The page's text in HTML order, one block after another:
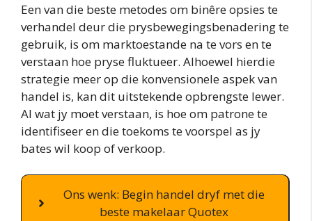
Een van die beste metodes om binêre opsies te
verhandel deur die prysbewegingsbenadering te
gebruik, is om marktoestande na te vors en te
verstaan hoe pryse fluktueer. Alhoewel hierdie
strategie meer op die konvensionele aspek van
handel is, kan dit uitstekende opbrengste lewer.
Al wat jy moet verstaan, is hoe om patrone te
identifiseer en die toekoms te voorspel as jy
bates wil koop of verkoop.
Ons wenk: Begin handel dryf met die
beste makelaar Quotex